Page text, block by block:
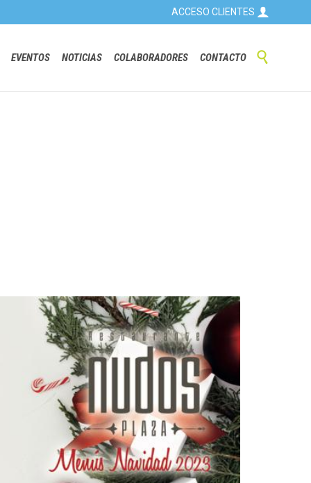
ACCESO CLIENTES 
to
EVENTOS NOTICIAS COLABORADORES CONTACTO 